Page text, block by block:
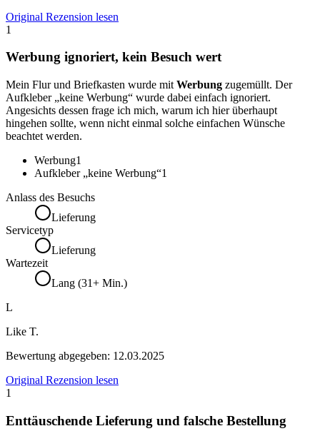
Original Rezension lesen
1
Werbung ignoriert, kein Besuch wert
Mein Flur und Briefkasten wurde mit Werbung zugemüllt. Der
Aufkleber „keine Werbung“ wurde dabei einfach ignoriert.
Angesichts dessen frage ich mich, warum ich hier überhaupt
hingehen sollte, wenn nicht einmal solche einfachen Wünsche
beachtet werden.
Werbung1
Aufkleber „keine Werbung“1
Anlass des Besuchs
Lieferung
Servicetyp
Lieferung
Wartezeit
Lang (31+ Min.)
L
Like T.
Bewertung abgegeben: 12.03.2025
Original Rezension lesen
1
Enttäuschende Lieferung und falsche Bestellung